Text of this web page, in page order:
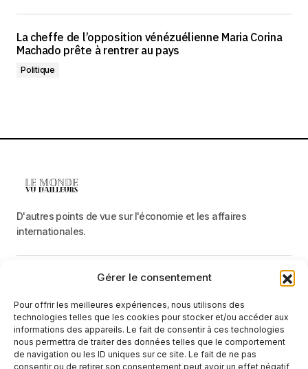
Gérer le consentement
Pour offrir les meilleures expériences, nous utilisons des
technologies telles que les cookies pour stocker et/ou accéder aux
informations des appareils. Le fait de consentir à ces technologies
nous permettra de traiter des données telles que le comportement
de navigation ou les ID uniques sur ce site. Le fait de ne pas
consentir ou de retirer son consentement peut avoir un effet négatif
La cheffe de l’opposition vénézuélienne Maria Corina
Machado prête à rentrer au pays
Politique
D'autres points de vue sur l'économie et les affaires
internationales.
Catégories
Recevez une information neutre et factuelle